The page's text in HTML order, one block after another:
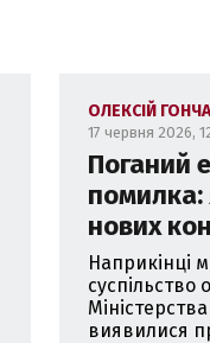
ОЛЕКСІЙ
17 червня 2026,
Поганий
помилка:
нових
Наприкінці
суспільство
виявилися